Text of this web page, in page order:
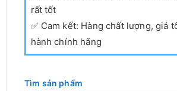
rất tốt
✅ Cam kết: Hàng chất lượng, giá
hành chính hãng
Tìm sản phẩm